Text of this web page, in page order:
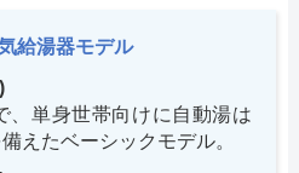
給湯器モデル
、単身世帯向けに自動湯は
えたベーシックモデル。